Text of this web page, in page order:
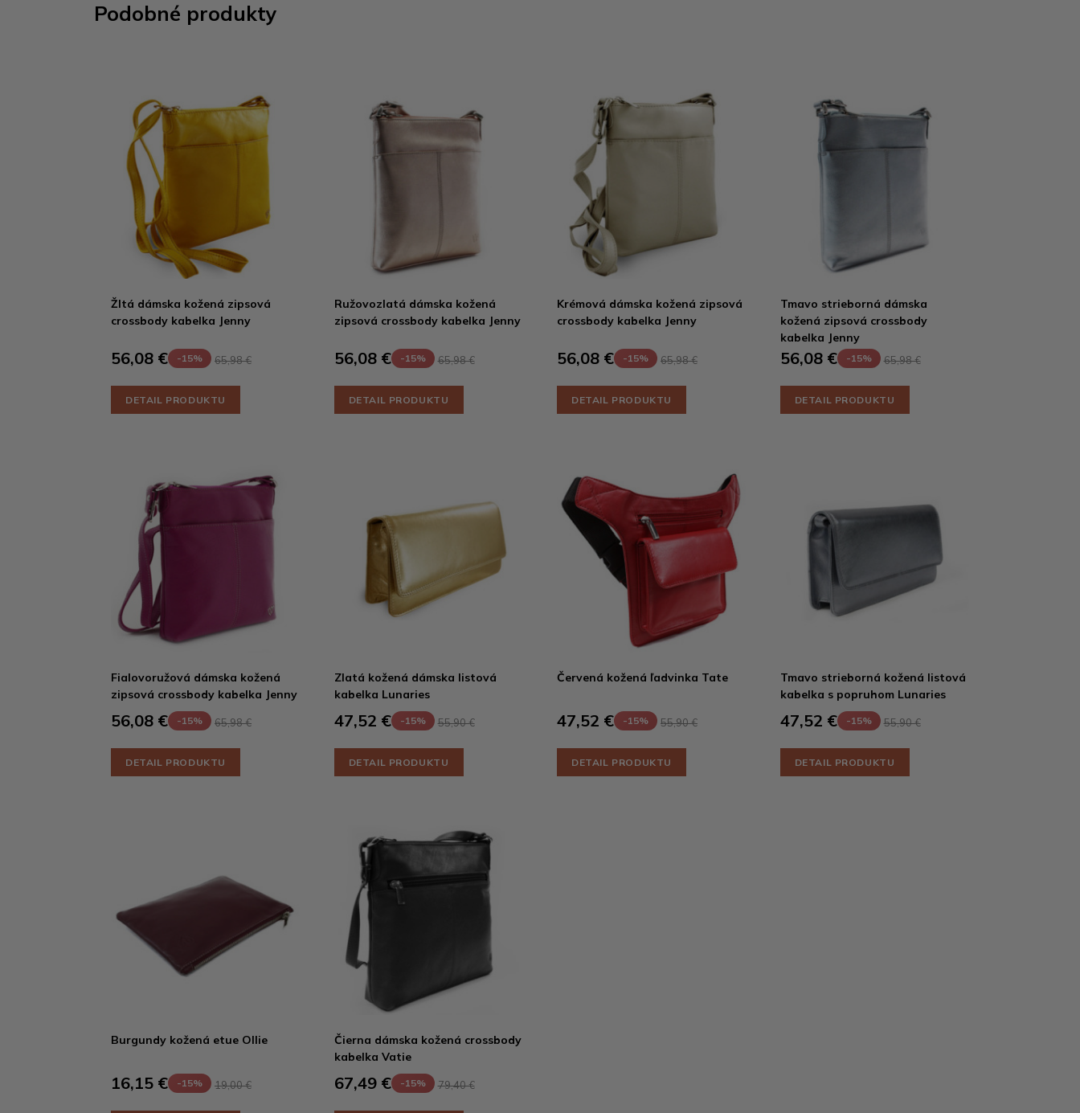
Podobné produkty
Žltá dámska kožená zipsová
crossbody kabelka Jenny
56,08 € -15% 65,98 €
DETAIL PRODUKTU
Ružovozlatá dámska kožená
zipsová crossbody kabelka Jenny
56,08 € -15% 65,98 €
DETAIL PRODUKTU
Krémová dámska kožená zipsová
crossbody kabelka Jenny
56,08 € -15% 65,98 €
DETAIL PRODUKTU
Tmavo strieborná dámska
kožená zipsová crossbody
kabelka Jenny
56,08 € -15% 65,98 €
DETAIL PRODUKTU
Fialovoružová dámska kožená
zipsová crossbody kabelka Jenny
56,08 € -15% 65,98 €
DETAIL PRODUKTU
Zlatá kožená dámska listová
kabelka Lunaries
47,52 € -15% 55,90 €
DETAIL PRODUKTU
Červená kožená ľadvinka Tate
47,52 € -15% 55,90 €
DETAIL PRODUKTU
Tmavo strieborná kožená listová
kabelka s popruhom Lunaries
47,52 € -15% 55,90 €
DETAIL PRODUKTU
Burgundy kožená etue Ollie
16,15 € -15% 19,00 €
Čierna dámska kožená crossbody
kabelka Vatie
67,49 € -15% 79,40 €